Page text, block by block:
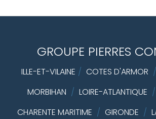
GROUPE PIERRES
ILLE-ET-VILAINE / COTES D'ARMOR /
MORBIHAN / LOIRE-ATLANTIQUE /
CHARENTE MARITIME / GIRONDE /